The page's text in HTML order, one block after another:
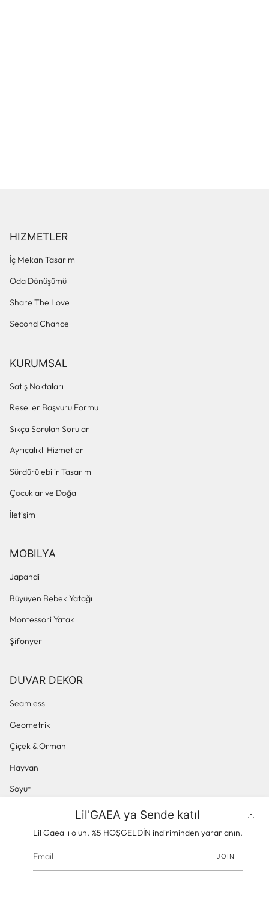
Ürünler
Lil'GAEA ya Sende katıl
Lil Gaea lı olun, %5 HOŞGELDİN indiriminden yararlanın.
JOIN
HIZMETLER
İç Mekan Tasarımı
Oda Dönüşümü
Share The Love
Second Chance
KURUMSAL
Satış Noktaları
Reseller Başvuru Formu
Sıkça Sorulan Sorular
Ayrıcalıklı Hizmetler
Sürdürülebilir Tasarım
Çocuklar ve Doğa
İletişim
MOBILYA
Japandi
Büyüyen Bebek Yatağı
Montessori Yatak
Şifonyer
DUVAR DEKOR
Seamless
Geometrik
Çiçek & Orman
Hayvan
Soyut
Panoramik & Manzara